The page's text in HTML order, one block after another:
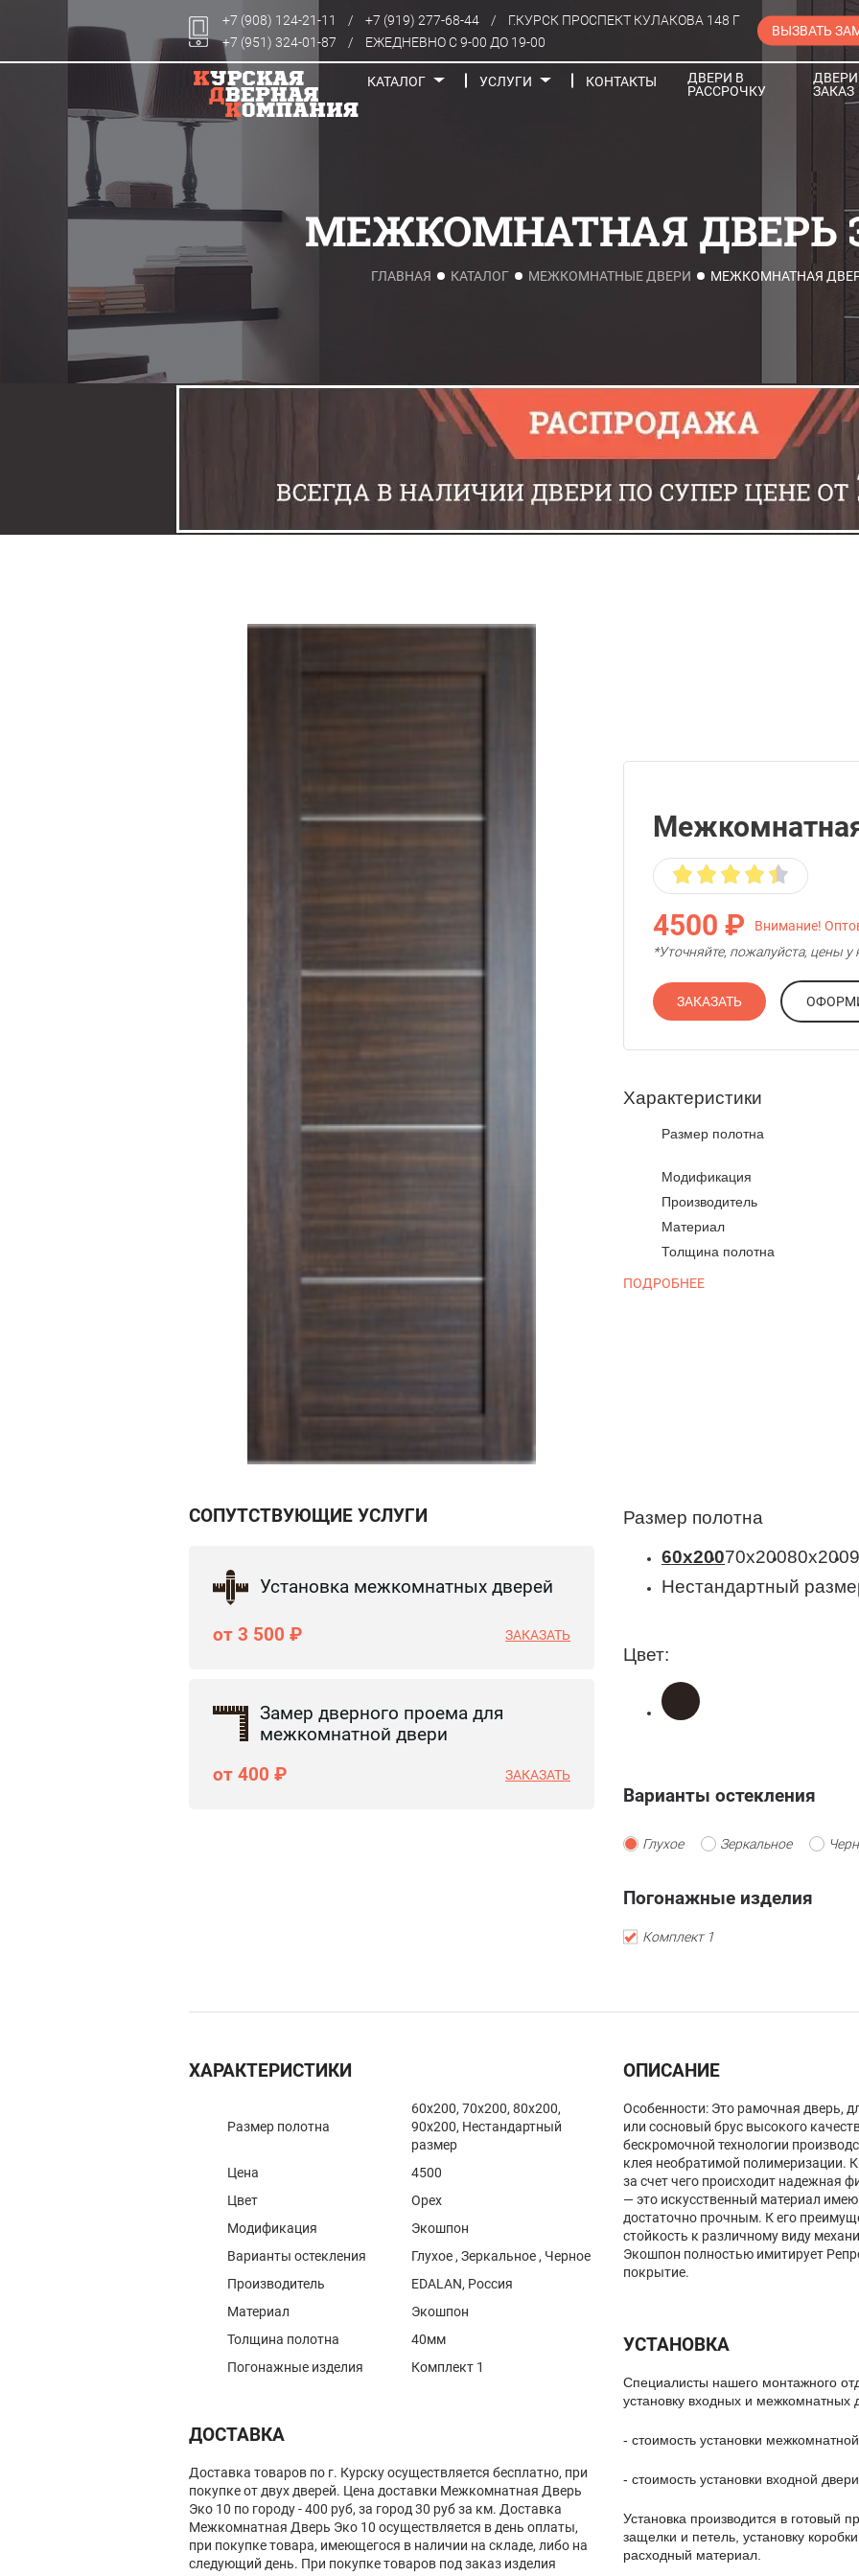
+7 (908) 124-21-11 / +7 (919) 277-68-44 /
Г.КУРСК ПРОСПЕКТ КУЛАКОВА 148 Г
+7 (951) 324-01-87
/ ЕЖЕДНЕВНО С 9-00 ДО 19-00
ВЫЗВАТЬ
КАТАЛОГ
Задвижки
Замки
УСЛУГИ КОНТАКТЫ
ДВЕРИ В
РАССРОЧКУ
ЗАКАЗ
МЕЖКОМНАТНАЯ ДВЕРЬ
ГЛАВНАЯ КАТАЛОГ МЕЖКОМНАТНЫЕ ДВЕРИ МЕЖКОМНАТНАЯ
4500 ₽
Внимание!
*Уточняйте, пожалуйста, цены
ЗАКАЗАТЬ
Характеристики
Размер полотна
Модификация
Производитель
Материал
Толщина полотна
ПОДРОБНЕЕ
СОПУТСТВУЮЩИЕ УСЛУГИ
Установка межкомнатных дверей
от 3 500 ₽ ЗАКАЗАТЬ
Замер дверного проема для
межкомнатной двери
от 400 ₽
ЗАКАЗАТЬ
Размер полотна
60x20070x20080x200
Нестандартный
Цвет:
Варианты остекления
Глухое Зеркальное
Погонажные изделия
Комплект 1
ХАРАКТЕРИСТИКИ
Размер полотна
60x200, 70x200, 80x200,
90x200, Нестандартный
размер
Цена
4500
Цвет
Орех
Модификация
Экошпон
Варианты остекления
Глухое , Зеркальное , Черное
Производитель
EDALAN, Россия
Материал
Экошпон
Толщина полотна
40мм
Погонажные изделия
Комплект 1
ДОСТАВКА
Доставка товаров по г. Курску осуществляется бесплатно, при
покупке от двух дверей. Цена доставки Межкомнатная Дверь
Эко 10 по городу - 400 руб, за город 30 руб за км. Доставка
Межкомнатная Дверь Эко 10 осуществляется в день оплаты,
при покупке товара, имеющегося в наличии на складе, либо на
следующий день. При покупке товаров под заказ изделия
ОПИСАНИЕ
Особенности: Это рамочная дверь,
или сосновый брус высокого
бескромочной технологии
клея необратимой полимеризации.
за счет чего происходит надежная
— это искусственный материал
достаточно прочным. К его
стойкость к различному виду
Экошпон полностью имитирует
покрытие.
УСТАНОВКА
Специалисты нашего монтажного
установку входных и межкомнатных
- стоимость установки
- стоимость установки входной
Установка производится в готовый
защелки и петель, установку
расходный материал.